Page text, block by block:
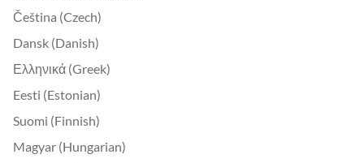
Čeština (Czech)
Dansk (Danish)
Ελληνικά (Greek)
Eesti (Estonian)
Suomi (Finnish)
Magyar (Hungarian)